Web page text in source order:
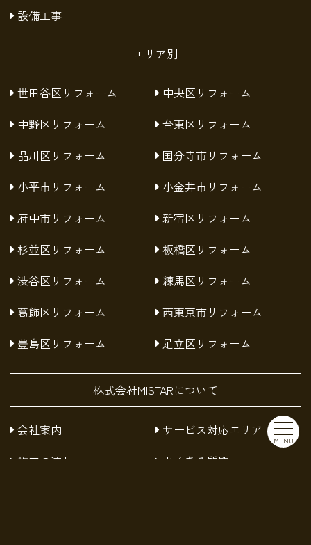
MENU
設備工事
エリア別
世田谷区リフォーム
中央区リフォーム
中野区リフォーム
台東区リフォーム
品川区リフォーム
国分寺市リフォーム
小平市リフォーム
小金井市リフォーム
府中市リフォーム
新宿区リフォーム
杉並区リフォーム
板橋区リフォーム
渋谷区リフォーム
練馬区リフォーム
葛飾区リフォーム
西東京市リフォーム
豊島区リフォーム
足立区リフォーム
株式会社MISTARについて
会社案内
サービス対応エリア
施工の流れ
よくある質問